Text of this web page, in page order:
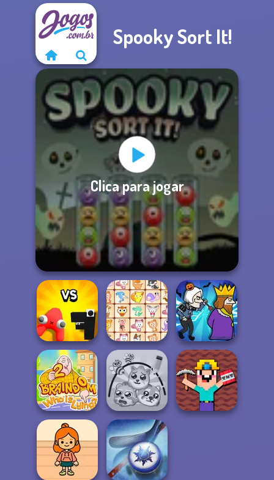
Spooky Sort It!
Clica para jogar
Alphabet: Merge
And Fight
Dream Pet Link Murder
Braindom 2:
Who is Lying?
Protect My Dog 3